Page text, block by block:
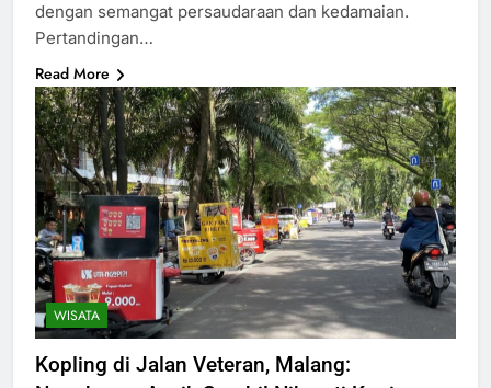
dengan semangat persaudaraan dan kedamaian.
Pertandingan…
Read More
WISATA
Kopling di Jalan Veteran, Malang: